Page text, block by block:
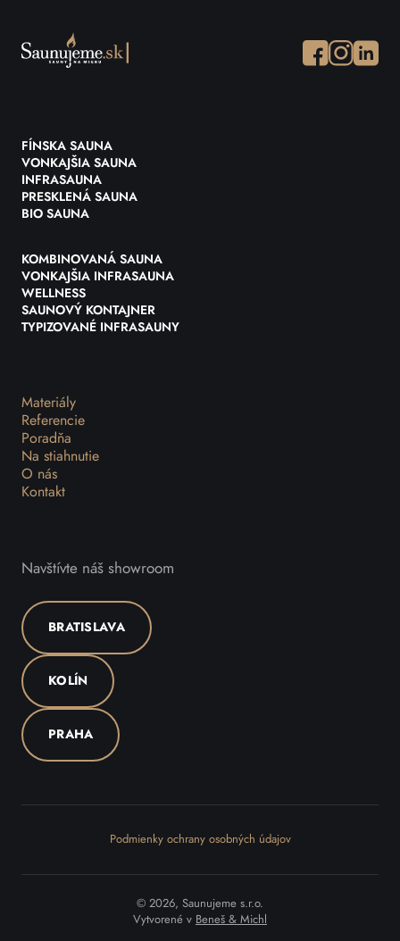
Facebook
Instagram
FÍNSKA SAUNA
VONKAJŠIA SAUNA
INFRASAUNA
PRESKLENÁ SAUNA
BIO SAUNA
KOMBINOVANÁ SAUNA
VONKAJŠIA INFRASAUNA
WELLNESS
SAUNOVÝ KONTAJNER
TYPIZOVANÉ INFRASAUNY
Materiály
Referencie
Poradňa
Na stiahnutie
O nás
Kontakt
Navštívte náš showroom
BRATISLAVA
KOLÍN
PRAHA
Podmienky ochrany osobných údajov
© 2026, Saunujeme s.r.o.
Vytvorené v Beneš & Michl